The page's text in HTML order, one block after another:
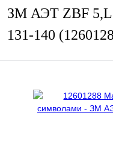
ЗМ АЭТ ZBF
131-140